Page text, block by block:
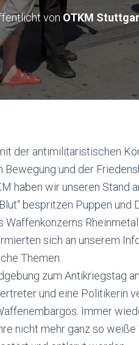
von OTKM
der antimilitaristischen
und der
haben wir unseren Stand
bespritzen Puppen und
sich an unserem
Themen.
zum Antikriegstag
und eine Politikerin
Immer
nicht mehr ganz so